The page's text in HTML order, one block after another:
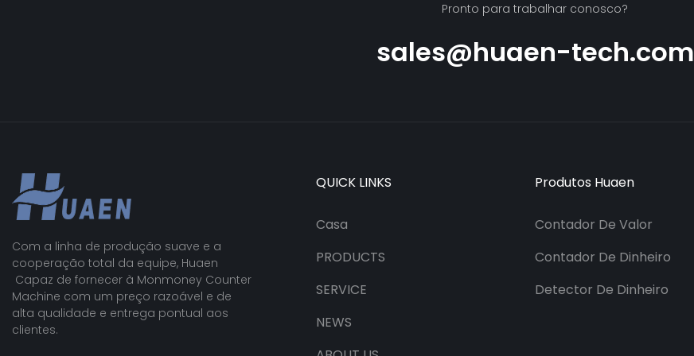
Pronto para trabalhar conosco?
sales@huaen-tech.com
Com a linha de produção suave e a
cooperação total da equipe, Huaen
Capaz de fornecer à Monmoney Counter
Machine com um preço razoável e de
alta qualidade e entrega pontual aos
clientes.
QUICK LINKS
Casa
PRODUCTS
SERVICE
NEWS
Produtos Huaen
Contador De Valor
Contador De Dinheiro
Detector De Dinheiro